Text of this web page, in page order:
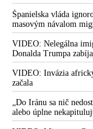
Španielska vláda
masovým návalom
správ preniklo do tejto
tisíc migrantov
VIDEO: Nelegálna
Donalda Trumpa
eskalácie konfliktu s
príkaz pripravená
VIDEO: Invázia
začala
„Do Iránu sa nič
alebo úplne
nikdy nebude mať